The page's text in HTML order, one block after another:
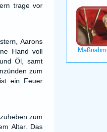
trage vor
Aarons
Hand voll
Öl, samt
zum
ein Feuer
zum
Altar. Das